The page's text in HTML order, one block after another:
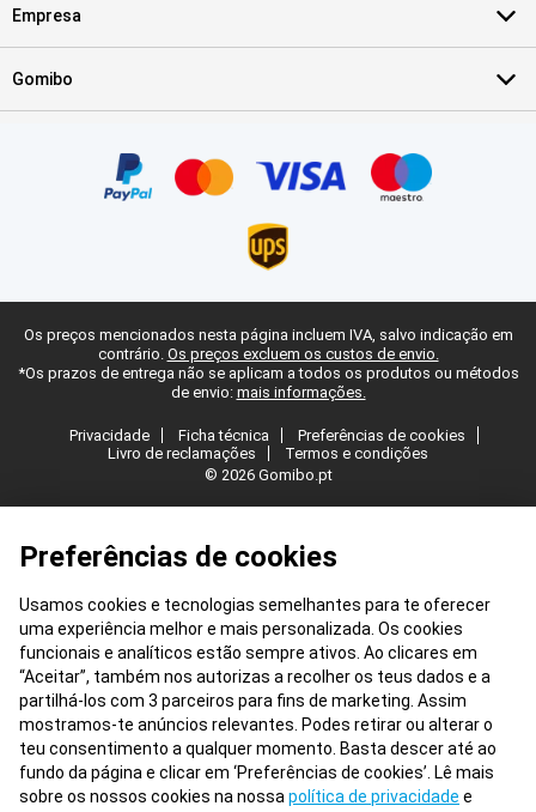
Preferências de cookies
Usamos cookies e tecnologias semelhantes para te oferecer
uma experiência melhor e mais personalizada. Os cookies
funcionais e analíticos estão sempre ativos. Ao clicares em
“Aceitar”, também nos autorizas a recolher os teus dados e a
partilhá-los com 3 parceiros para fins de marketing. Assim
mostramos-te anúncios relevantes. Podes retirar ou alterar o
teu consentimento a qualquer momento. Basta descer até ao
fundo da página e clicar em ‘Preferências de cookies’. Lê mais
sobre os nossos cookies na nossa política de privacidade e
Empresa
Gomibo
Os preços mencionados nesta página incluem IVA, salvo indicação em
contrário. Os preços excluem os custos de envio.
*Os prazos de entrega não se aplicam a todos os produtos ou métodos
de envio: mais informações.
Privacidade Ficha técnica
Preferências de cookies
Livro de reclamações
Termos e condições
© 2026 Gomibo.pt